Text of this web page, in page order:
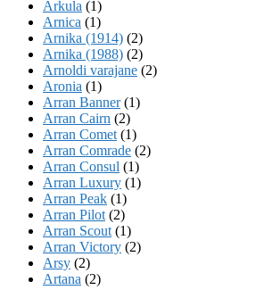
Arkula (1)
Arnica (1)
Arnika (1914) (2)
Arnika (1988) (2)
Arnoldi varajane (2)
Aronia (1)
Arran Banner(1)
Arran Cairn (2)
Arran Comet (1)
Arran Comrade (2)
Arran Consul (1)
Arran Luxury (1)
Arran Peak (1)
Arran Pilot (2)
Arran Scout (1)
Arran Victory (2)
Arsy (2)
Artana (2)